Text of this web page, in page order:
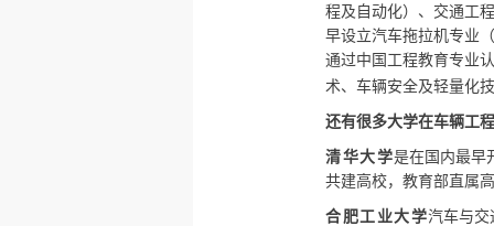
程及自动化）、交通工
早设立汽车拖拉机专业
通过中国工程教育专业
术、车辆安全及轻量化
还有很多大学在车辆工
清华大学是在国内最早
共建高校，教育部直属
合肥工业大学汽车与交